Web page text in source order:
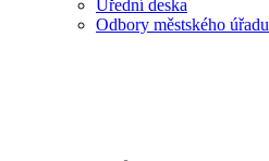
Úřední deska
Odbory městského úřadu